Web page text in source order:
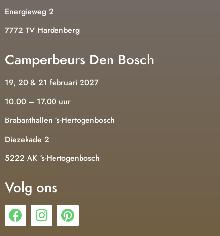
Energieweg 2
7772 TV Hardenberg
Camperbeurs Den Bosch
19, 20 & 21 februari 2027
10.00 – 17.00 uur
Brabanthallen ‘s-Hertogenbosch
Diezekade 2
5222 AK ‘s-Hertogenbosch
Volg ons